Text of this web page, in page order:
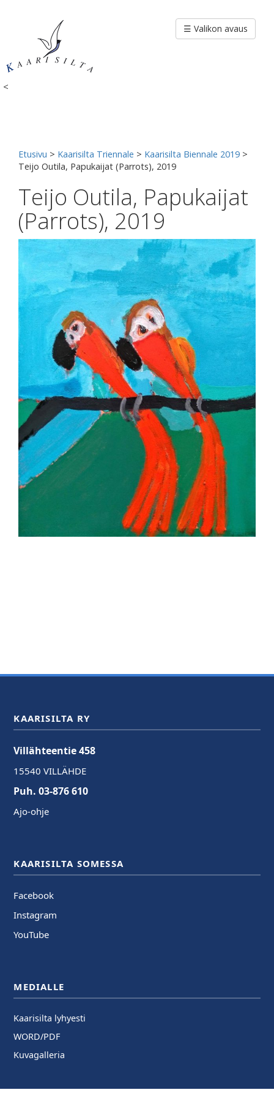
<
☰ Valikon avaus
Etusivu > Kaarisilta Triennale > Kaarisilta Biennale 2019 >
Teijo Outila, Papukaijat (Parrots), 2019
Teijo Outila, Papukaijat
(Parrots), 2019
KAARISILTA RY
Villähteentie 458
15540 VILLÄHDE
Puh. 03-876 610
Ajo-ohje
KAARISILTA SOMESSA
Facebook
Instagram
YouTube
MEDIALLE
Kaarisilta lyhyesti
WORD/PDF
Kuvagalleria